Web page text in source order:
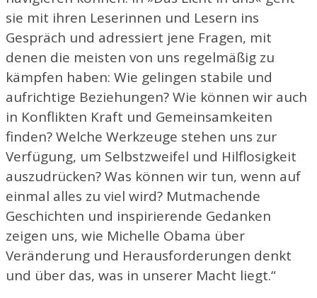
sie mit ihren Leserinnen und Lesern ins
Gespräch und adressiert jene Fragen, mit
denen die meisten von uns regelmäßig zu
kämpfen haben: Wie gelingen stabile und
aufrichtige Beziehungen? Wie können wir auch
in Konflikten Kraft und Gemeinsamkeiten
finden? Welche Werkzeuge stehen uns zur
Verfügung, um Selbstzweifel und Hilflosigkeit
auszudrücken? Was können wir tun, wenn auf
einmal alles zu viel wird? Mutmachende
Geschichten und inspirierende Gedanken
zeigen uns, wie Michelle Obama über
Veränderung und Herausforderungen denkt
und über das, was in unserer Macht liegt.“